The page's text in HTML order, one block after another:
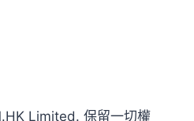
Limited. 保留一切權